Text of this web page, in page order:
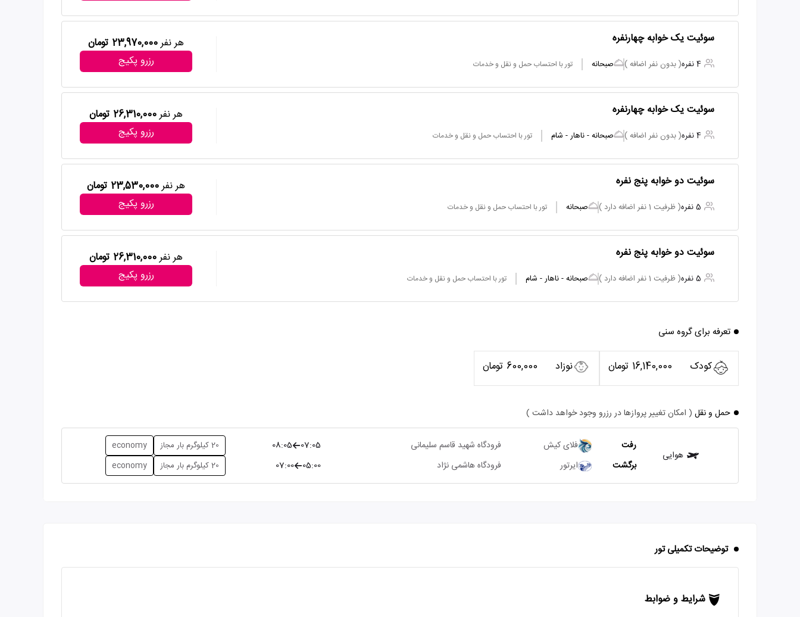
سوئیت یک خوابه چهارنفره
4 نفره ( بدون نفر اضافه ) صبحانه تور با احتساب حمل و نقل و خدمات
هر نفر23,970,000 تومان
رزرو پکیج
سوئیت یک خوابه چهارنفره
4 نفره ( بدون نفر اضافه ) صبحانه - ناهار - شام تور با احتساب حمل و نقل و خدمات
هر نفر26,310,000 تومان
رزرو پکیج
سوئیت دو خوابه پنج نفره
5 نفره ( ظرفیت 1 نفر اضافه دارد ) صبحانه تور با احتساب حمل و نقل و خدمات
هر نفر23,530,000 تومان
رزرو پکیج
سوئیت دو خوابه پنج نفره
5 نفره ( ظرفیت 1 نفر اضافه دارد ) صبحانه - ناهار - شام تور با احتساب حمل و نقل و خدمات
هر نفر26,310,000 تومان
رزرو پکیج
تعرفه برای گروه سنی
کودک 16,140,000 تومان نوزاد 600,000 تومان
حمل و نقل ( امکان تغییر پروازها در رزرو وجود خواهد داشت )
هوایی
رفت فلای کیش فرودگاه شهید قاسم سلیمانی 07:05
08:05 20 کیلوگرم بار مجاز economy
برگشت ایرتور فرودگاه هاشمی نژاد 05:00
07:00 20 کیلوگرم بار مجاز economy
توضیحات تکمیلی تور
شرایط و ضوابط